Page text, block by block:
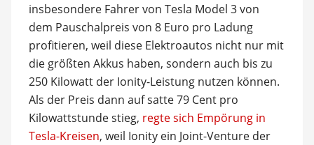
insbesondere Fahrer von Tesla Model 3 von
dem Pauschalpreis von 8 Euro pro Ladung
profitieren, weil diese Elektroautos nicht nur mit
die größten Akkus haben, sondern auch bis zu
250 Kilowatt der Ionity-Leistung nutzen können.
Als der Preis dann auf satte 79 Cent pro
Kilowattstunde stieg, regte sich Empörung in
Tesla-Kreisen, weil Ionity ein Joint-Venture der